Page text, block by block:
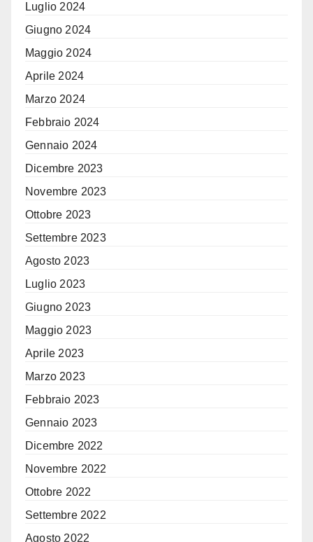
Luglio 2024
Giugno 2024
Maggio 2024
Aprile 2024
Marzo 2024
Febbraio 2024
Gennaio 2024
Dicembre 2023
Novembre 2023
Ottobre 2023
Settembre 2023
Agosto 2023
Luglio 2023
Giugno 2023
Maggio 2023
Aprile 2023
Marzo 2023
Febbraio 2023
Gennaio 2023
Dicembre 2022
Novembre 2022
Ottobre 2022
Settembre 2022
Agosto 2022